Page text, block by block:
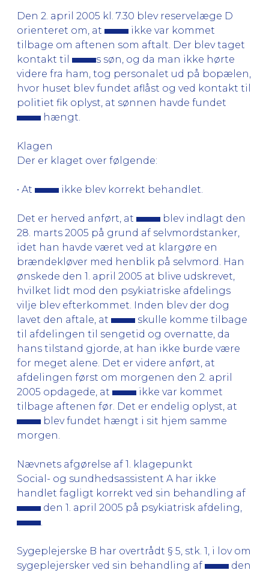
Den 2. april 2005 kl. 7.30 blev reservelæge D
orienteret om, at
ikke var kommet
tilbage om aftenen som aftalt. Der blev taget
kontakt til
s søn, og da man ikke hørte
videre fra ham, tog personalet ud på bopælen,
hvor huset blev fundet aflåst og ved kontakt til
politiet fik oplyst, at sønnen havde fundet
hængt.
Klagen
Der er klaget over følgende:
• At ikke blev korrekt behandlet.
Det er herved anført, at
blev indlagt den
28. marts 2005 på grund af selvmordstanker,
idet han havde været ved at klargøre en
brændekløver med henblik på selvmord. Han
ønskede den 1. april 2005 at blive udskrevet,
hvilket lidt mod den psykiatriske afdelings
vilje blev efterkommet. Inden blev der dog
lavet den aftale, at
skulle komme tilbage
til afdelingen til sengetid og overnatte, da
hans tilstand gjorde, at han ikke burde være
for meget alene. Det er videre anført, at
afdelingen først om morgenen den 2. april
2005 opdagede, at
ikke var kommet
tilbage aftenen før. Det er endelig oplyst, at
blev fundet hængt i sit hjem samme
morgen.
Nævnets afgørelse af 1. klagepunkt
Social- og sundhedsassistent A har ikke
handlet fagligt korrekt ved sin behandling af
den 1. april 2005 på psykiatrisk afdeling,
Sygeplejerske B har overtrådt § 5, stk. 1, i lov om
sygeplejersker ved sin behandling af
den